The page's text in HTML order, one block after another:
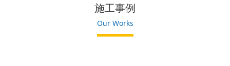
施工事例
Our Works